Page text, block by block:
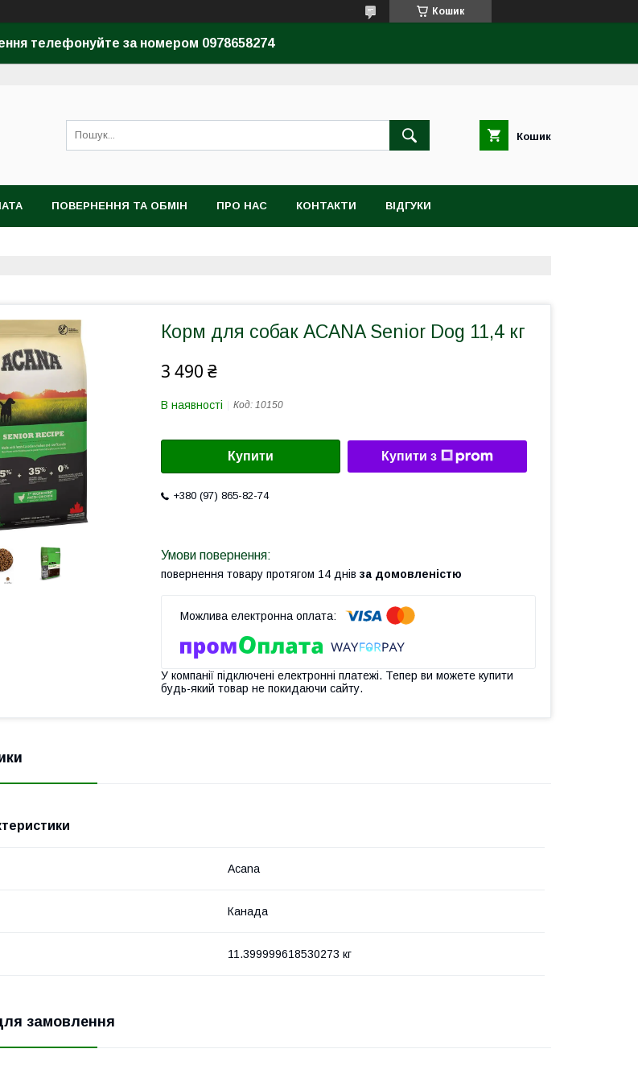
Кошик
телефонуйте за номером 0978658274
Кошик
ПОВЕРНЕННЯ ТА ОБМІН ПРО НАС КОНТАКТИ ВІДГУКИ
Корм для собак ACANA Senior Dog 11,4 кг
3 490 ₴
В наявності Код: 10150
Купити Купити з
+380 (97) 865-82-74
повернення товару протягом 14 днів за домовленістю
У компанії підключені електронні платежі. Тепер ви можете купити
будь-який товар не покидаючи сайту.
Acana
Канада
11.399999618530273 кг
замовлення